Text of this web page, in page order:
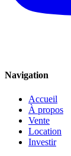
Navigation
Accueil
À propos
Vente
Location
Investir